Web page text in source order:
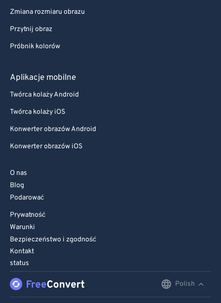
Zmiana rozmiaru obrazu
Przytnij obraz
Próbnik kolorów
Aplikacje mobilne
Twórca kolaży Android
Twórca kolaży iOS
Konwerter obrazów Android
Konwerter obrazów iOS
O nas
Blog
Podarować
Prywatność
Warunki
Bezpieczeństwo i zgodność
Kontakt
status
Polish